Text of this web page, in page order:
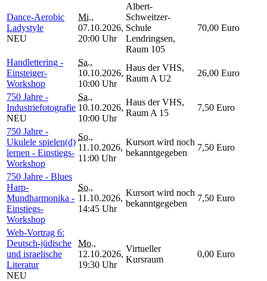
Dance-Aerobic
Ladystyle
NEU
Mi.,
07.10.2026,
20:00 Uhr
Albert-
Schweitzer-
Schule
Lendringsen,
Raum 105
70,00 Euro
Handlettering -
Einsteiger-
Workshop
Sa.,
10.10.2026,
10:00 Uhr
Haus der VHS,
Raum A U2
26,00 Euro
750 Jahre -
Industriefotografie
NEU
Sa.,
10.10.2026,
10:00 Uhr
Haus der VHS,
Raum A 15
7,50 Euro
750 Jahre -
Ukulele spielen(d)
lernen - Einstiegs-
Workshop
So.,
11.10.2026,
11:00 Uhr
Kursort wird noch
bekanntgegeben
7,50 Euro
750 Jahre - Blues
Harp-
Mundharmonika -
Einstiegs-
Workshop
So.,
11.10.2026,
14:45 Uhr
Kursort wird noch
bekanntgegeben
7,50 Euro
Web-Vortrag 6:
Deutsch-jüdische
und israelische
Literatur
NEU
Mo.,
12.10.2026,
19:30 Uhr
Virtueller
Kursraum
0,00 Euro